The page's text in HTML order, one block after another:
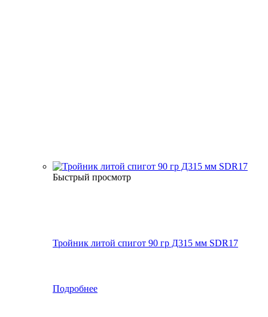
Быстрый просмотр
Тройник литой спигот 90 гр Д315 мм SDR17
Подробнее